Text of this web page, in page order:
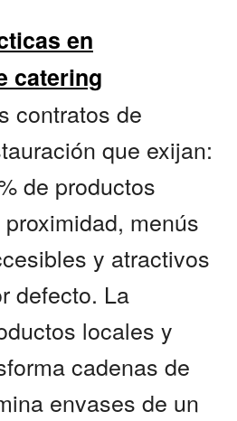
en
catering
contratos de
que exijan:
de productos
menús
y atractivos
defecto. La
locales y
cadenas de
envases de un